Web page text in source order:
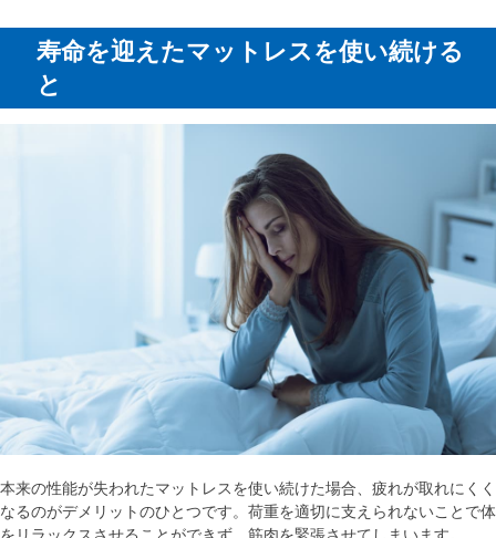
寿命を迎えたマットレスを使い続ける
と
本来の性能が失われたマットレスを使い続けた場合、疲れが取れにくく
なるのがデメリットのひとつです。荷重を適切に支えられないことで体